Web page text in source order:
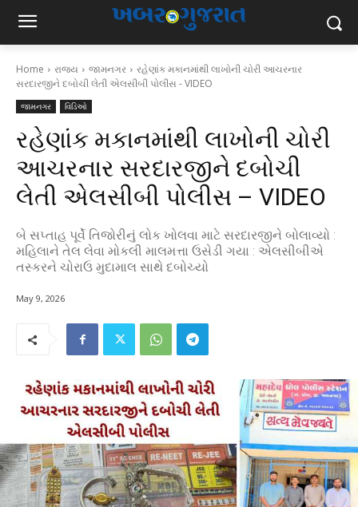
Home રાજ્ય જામનગર
રહેણાંક મકાનમાંથી લાખોની ચોરી આચરનાર
સરદારજીને દબોચી લેતી એલસીબી પોલીસ - VIDEO
જામનગર વિડિઓ
રહેણાંક મકાનમાંથી લાખોની ચોરી
આચરનાર સરદારજીને દબોચી
લેતી એલસીબી પોલીસ – VIDEO
બે સપ્તાહ પૂર્વે તિજોરીનું લોક ખોલવા માટે સરદારજીને બોલાવ્યો :
મહિલાને તેલ લેવા મોકલી માલમત્તા ઉસેડી ગયા : એલસીબીએ
તસ્કરને ચોરાઉ મુદામાલ સાથે દબોચ્યો
May 9, 2026